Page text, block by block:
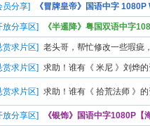
员分享] 《冒牌皇帝》国语中字
放分享区] 《半暹降》粤国双语中字
赏求片区] 老头哥，帮忙修改一些瑕疵
赏求片区] 求助！谁有《 米尼 》刘烨
赏求片区] 求助！谁有《 拾荒法师 》
放分享区] 《银饰》国语中字1080P【